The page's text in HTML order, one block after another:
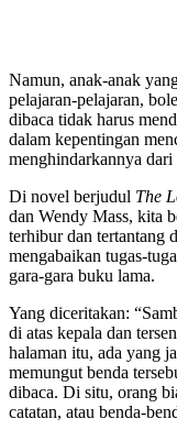
Namun, anak-anak
pelajaran-pelajaran,
dibaca tidak harus
dalam kepentingan
menghindarkannya dari
Di novel berjudul The
dan Wendy Mass, kita
terhibur dan tertantang
mengabaikan tugas-
gara-gara buku lama.
Yang diceritakan:
di atas kepala dan
halaman itu, ada yang
memungut benda
dibaca. Di situ, orang
catatan, atau benda-